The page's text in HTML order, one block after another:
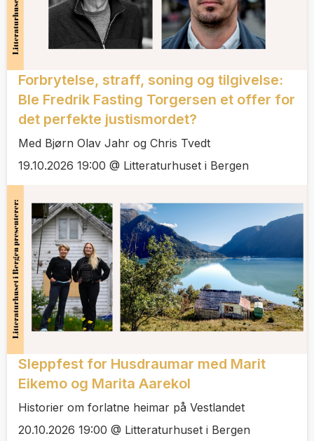
Forbrytelse, straff, soning og tilgivelse:
Ble Fredrik Fasting Torgersen et offer for
det perfekte justismordet?
Med Bjørn Olav Jahr og Chris Tvedt
19.10.2026 19:00 @ Litteraturhuset i Bergen
Sleppfest for Husdraumar med Marit
Eikemo og Marita Aarekol
Historier om forlatne heimar på Vestlandet
20.10.2026 19:00 @ Litteraturhuset i Bergen